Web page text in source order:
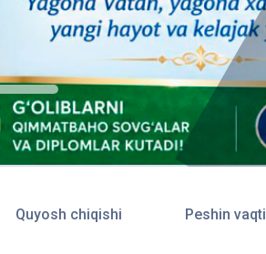
Quyosh chiqishi Peshin vaqti